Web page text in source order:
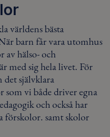
världens bästa
barn får vara utomhus
av hälso- och
med sig hela livet. För
självklara
som vi både driver egna
och också har
förskolor. samt skolor